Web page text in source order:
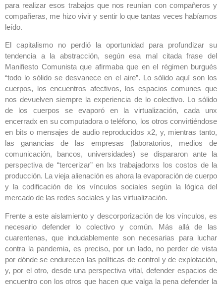
para realizar esos trabajos que nos reunían con compañeros y
compañeras, me hizo vivir y sentir lo que tantas veces habíamos
leído.
El capitalismo no perdió la oportunidad para profundizar su
tendencia a la abstracción, según esa mal citada frase del
Manifiesto Comunista que afirmaba que en el régimen burgués
“todo lo sólido se desvanece en el aire”. Lo sólido aquí son los
cuerpos, los encuentros afectivos, los espacios comunes que
nos devuelven siempre la experiencia de lo colectivo. Lo sólido
de los cuerpos se evaporó en la virtualización, cada unx
encerradx en su computadora o teléfono, los otros convirtiéndose
en bits o mensajes de audio reproducidos x2, y, mientras tanto,
las ganancias de las empresas (laboratorios, medios de
comunicación, bancos, universidades) se dispararon ante la
perspectiva de “tercerizar” en lxs trabajadorxs los costos de la
producción. La vieja alienación es ahora la evaporación de cuerpo
y la codificación de los vínculos sociales según la lógica del
mercado de las redes sociales y las virtualización.
Frente a este aislamiento y descorporización de los vínculos, es
necesario defender lo colectivo y común. Más allá de las
cuarentenas, que indudablemente son necesarias para luchar
contra la pandemia, es preciso, por un lado, no perder de vista
por dónde se endurecen las políticas de control y de explotación,
y, por el otro, desde una perspectiva vital, defender espacios de
encuentro con los otros que hacen que valga la pena defender la